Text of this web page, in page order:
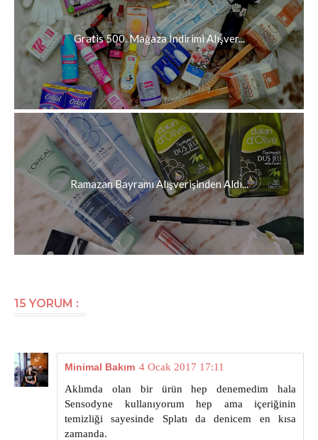
Gratis 500. Mağaza İndirimi Alışver...
Ramazan Bayramı Alışverişinden Aldı...
15 YORUM :
Minimal Bakım 4 Ocak 2017 17:11
Aklımda olan bir ürün hep denemedim hala
Sensodyne kullanıyorum hep ama içeriğinin
temizliği sayesinde Splatı da denicem en kısa
zamanda.